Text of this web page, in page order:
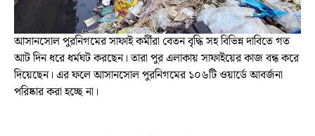
আসানসোল পুরনিগমের সাফাই কর্মীরা বেতন বৃদ্ধি সহ বিভিন্ন দাবিতে গত
আট দিন ধরে ধর্মঘট করছেন। তারা পুর এলাকায় সাফাইয়ের কাজ বন্ধ করে
দিয়েছেন। এর ফলে আসানসোল পুরনিগমের ১০৬টি ওয়ার্ডে আবর্জনা
পরিষ্কার করা হচ্ছে না।